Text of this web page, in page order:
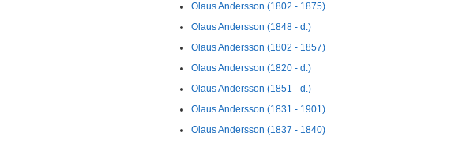
Olaus Andersson (1802 - 1875)
Olaus Andersson (1848 - d.)
Olaus Andersson (1802 - 1857)
Olaus Andersson (1820 - d.)
Olaus Andersson (1851 - d.)
Olaus Andersson (1831 - 1901)
Olaus Andersson (1837 - 1840)